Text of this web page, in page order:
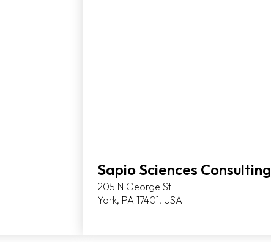
Sapio Sciences Consulting
205 N George St
York, PA 17401, USA